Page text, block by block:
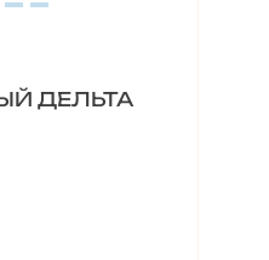
ДЕЛЬТА